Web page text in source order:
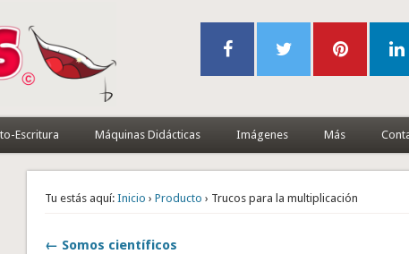
Escritura Máquinas Didácticas Imágenes Más
Tu estás aquí: Inicio ›Producto › Trucos para la multiplicación
← Somos científicos